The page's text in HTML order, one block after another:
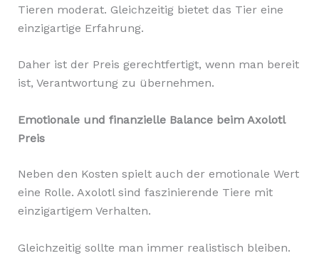
Tieren moderat. Gleichzeitig bietet das Tier eine
einzigartige Erfahrung.
Daher ist der Preis gerechtfertigt, wenn man bereit
ist, Verantwortung zu übernehmen.
Emotionale und finanzielle Balance beim Axolotl
Preis
Neben den Kosten spielt auch der emotionale Wert
eine Rolle. Axolotl sind faszinierende Tiere mit
einzigartigem Verhalten.
Gleichzeitig sollte man immer realistisch bleiben.